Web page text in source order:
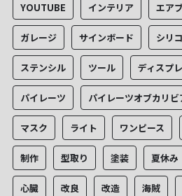
YOUTUBE インテリア エア
ガレージ サインボード シリ
ステンシル ツール ディスプ
パイレーツ パイレーツオブカリビ
マスク ライト ワンピース
制作 型取り 塗装 夏休み
心臓 改良 改造 海賊